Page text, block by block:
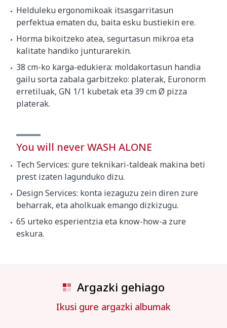
Helduleku ergonomikoak itsasgarritasun
perfektua ematen du, baita esku bustiekin ere.
Horma bikoitzeko atea, segurtasun mikroa eta
kalitate handiko junturarekin.
38 cm-ko karga-edukiera: moldakortasun handia
gailu sorta zabala garbitzeko: platerak, Euronorm
erretiluak, GN 1/1 kubetak eta 39 cm Ø pizza
platerak.
You will never WASH ALONE
Tech Services: gure teknikari-taldeak makina beti
prest izaten lagunduko dizu.
Design Services: konta iezaguzu zein diren zure
beharrak, eta aholkuak emango dizkizugu.
65 urteko esperientzia eta know-how-a zure
eskura.
Argazki gehiago
Ikusi gure argazki albumak